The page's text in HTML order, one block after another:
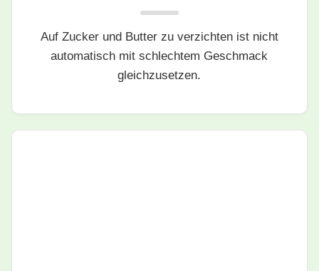
Auf Zucker und Butter zu verzichten ist nicht
automatisch mit schlechtem Geschmack
gleichzusetzen.